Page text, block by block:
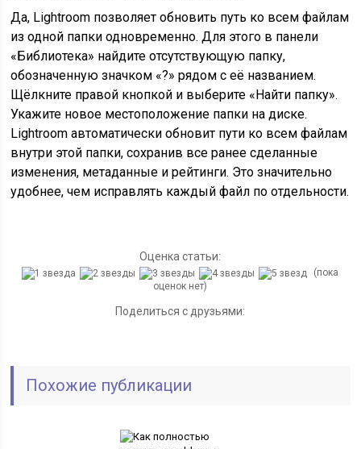
Да, Lightroom позволяет обновить путь ко всем файлам
из одной папки одновременно. Для этого в панели
«Библиотека» найдите отсутствующую папку,
обозначенную значком «?» рядом с её названием.
Щёлкните правой кнопкой и выберите «Найти папку».
Укажите новое местоположение папки на диске.
Lightroom автоматически обновит пути ко всем файлам
внутри этой папки, сохранив все ранее сделанные
изменения, метаданные и рейтинги. Это значительно
удобнее, чем исправлять каждый файл по отдельности.
Оценка статьи:
(пока
оценок нет)
Поделиться с друзьями:
Похожие публикации